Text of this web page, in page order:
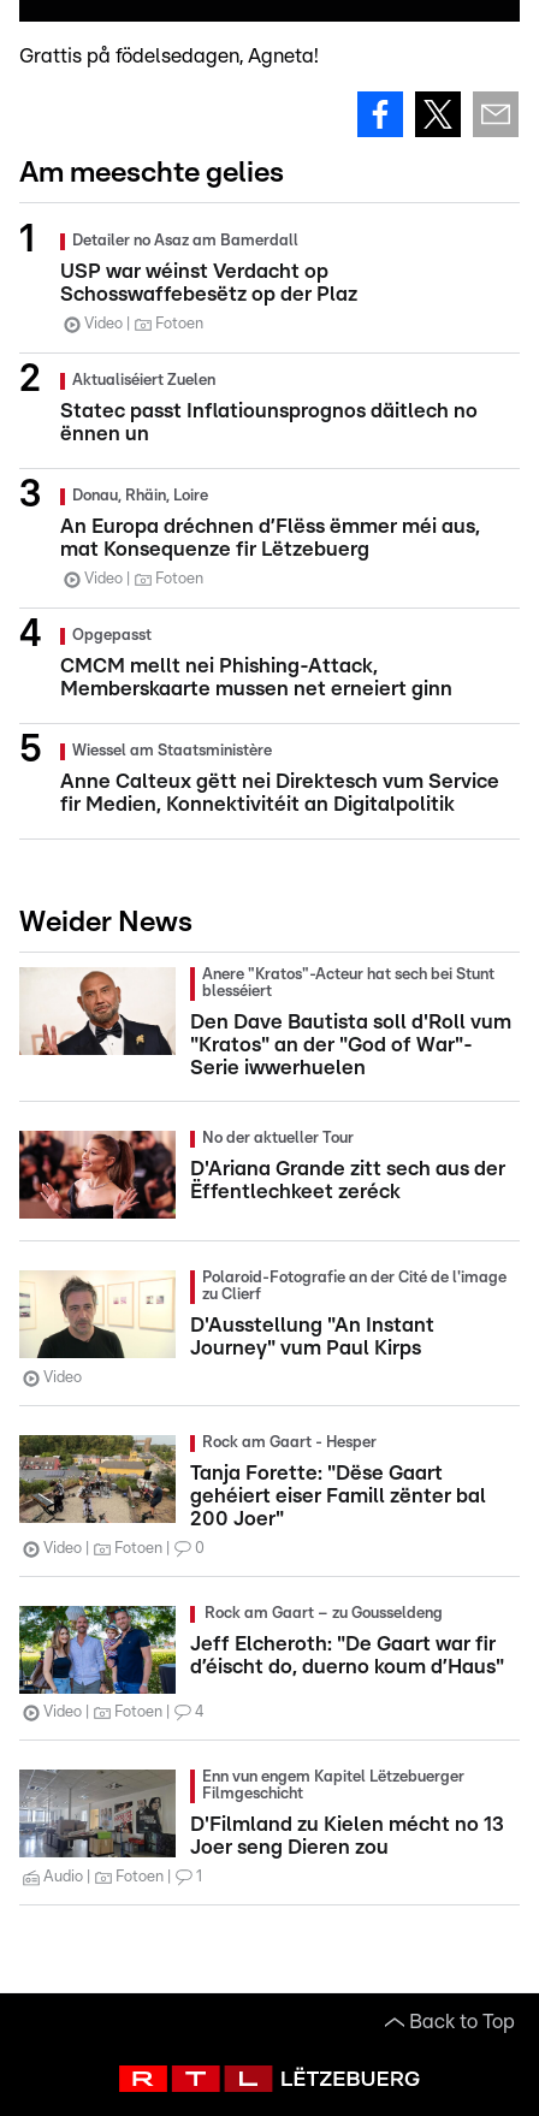
Grattis på födelsedagen, Agneta!
Am meeschte gelies
Detailer no Asaz am Bamerdall
USP war wéinst Verdacht op
Schosswaffebesëtz op der Plaz
Video Fotoen
Aktualiséiert Zuelen
Statec passt Inflatiounsprognos däitlech no
ënnen un
Donau, Rhäin, Loire
An Europa dréchnen d’Flëss ëmmer méi aus,
mat Konsequenze fir Lëtzebuerg
Video Fotoen
Opgepasst
CMCM mellt nei Phishing-Attack,
Memberskaarte mussen net erneiert ginn
Wiessel am Staatsministère
Anne Calteux gëtt nei Direktesch vum Service
fir Medien, Konnektivitéit an Digitalpolitik
Weider News
Anere "Kratos"-Acteur hat sech bei Stunt
blesséiert
Den Dave Bautista soll d'Roll vum
"Kratos" an der "God of War"-
Serie iwwerhuelen
No der aktueller Tour
D'Ariana Grande zitt sech aus der
Ëffentlechkeet zeréck
Polaroid-Fotografie an der Cité de l'image
zu Clierf
D'Ausstellung "An Instant
Journey" vum Paul Kirps
Video
Rock am Gaart - Hesper
Tanja Forette: "Dëse Gaart
gehéiert eiser Famill zënter bal
200 Joer"
Video Fotoen 0
Rock am Gaart – zu Gousseldeng
Jeff Elcheroth: "De Gaart war fir
d’éischt do, duerno koum d’Haus"
Video Fotoen 4
Enn vun engem Kapitel Lëtzebuerger
Filmgeschicht
D'Filmland zu Kielen mécht no 13
Joer seng Dieren zou
Audio Fotoen 1
Back to Top